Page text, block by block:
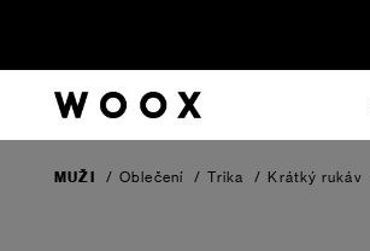
MUŽI / Oblečení / Trika / Krátký rukáv